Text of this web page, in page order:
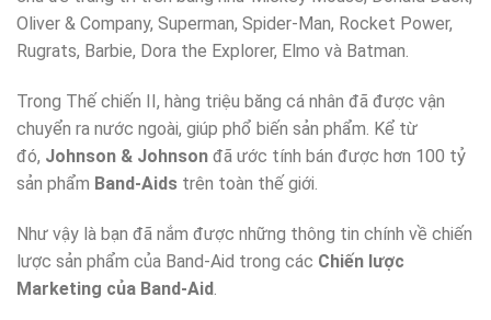
Oliver & Company, Superman, Spider-Man, Rocket Power,
Rugrats, Barbie, Dora the Explorer, Elmo và Batman.
Trong Thế chiến II, hàng triệu băng cá nhân đã được vận
chuyển ra nước ngoài, giúp phổ biến sản phẩm. Kể từ
đó, Johnson & Johnson đã ước tính bán được hơn 100 tỷ
sản phẩm Band-Aids trên toàn thế giới.
Như vậy là bạn đã nắm được những thông tin chính về chiến
lược sản phẩm của Band-Aid trong các Chiến lược
Marketing của Band-Aid